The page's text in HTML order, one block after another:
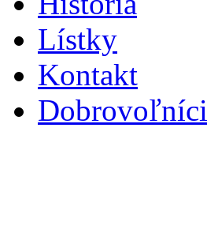
Lístky
Kontakt
Dobrovoľníci